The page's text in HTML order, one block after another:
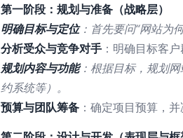
第一阶段：规划与准备（战略层）
明确目标与定位：首先要问“网站为
分析受众与竞争对手 ：明确目标客
规划内容与功能：根据目标，规划
约系统等）。
预算与团队筹备 ：确定项目预算，